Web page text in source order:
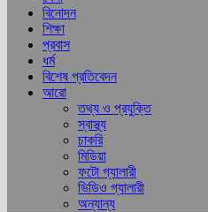
বিনোদন
শিক্ষা
প্রবাস
ধর্ম
বিশেষ প্রতিবেদন
আরো
তথ্য ও প্রযুক্তি
স্বাস্থ্য
চাকরি
মিডিয়া
ফটো গ্যালারী
ভিডিও গ্যালারী
অন্যান্য